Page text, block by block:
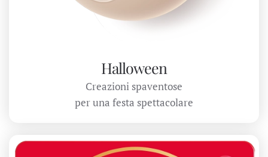
Halloween
Creazioni spaventose
per una festa spettacolare